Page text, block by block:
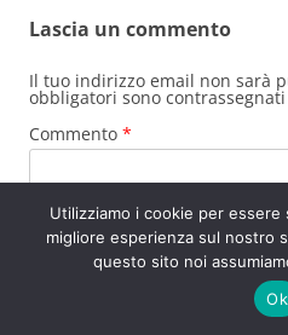
Lascia un commento
Il tuo indirizzo email non sarà
obbligatori sono contrassegnati
Commento *
Utilizziamo i cookie per
migliore esperienza sul nostro
questo sito noi
Ok